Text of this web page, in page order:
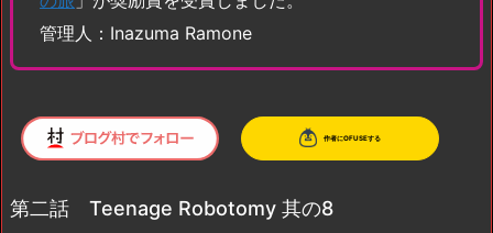
管理人：Inazuma Ramone
第二話 Teenage Robotomy 其の8